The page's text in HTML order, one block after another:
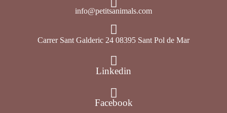
info@petitsanimals.com
Carrer Sant Galderic 24 08395 Sant Pol de Mar
Linkedin
Facebook